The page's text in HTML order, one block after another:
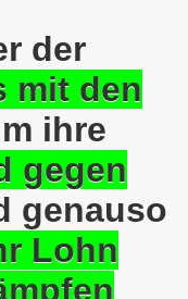
der
mit den
ihre
gegen
genauso
Lohn
am
523,20 Euro
am Platz der
auf dem
der
in